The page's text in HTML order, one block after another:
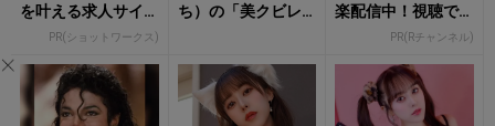
を叶える求人サイ
PR(ショットワークス)
ち）の「美クビレ
中！
楽配信中！視聴で
楽天ポイント貯ま
PR(Rチャンネル)